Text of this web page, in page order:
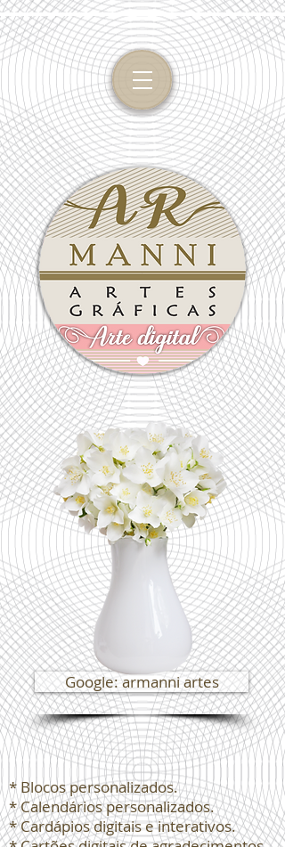
Google: armanni artes
* Blocos personalizados.
* Calendários personalizados.
* Cardápios digitais e interativos.